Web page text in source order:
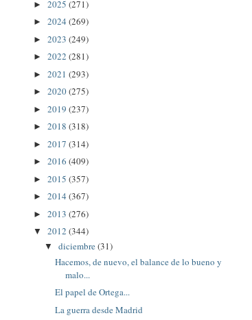
► 2025 (271)
► 2024 (269)
► 2023 (249)
► 2022 (281)
► 2021 (293)
► 2020(275)
► 2019 (237)
► 2018 (318)
► 2017 (314)
► 2016 (409)
► 2015 (357)
► 2014 (367)
► 2013 (276)
▼ 2012 (344)
▼ diciembre(31)
Hacemos, de nuevo, el balance de lo bueno y
malo...
El papel de Ortega...
La guerra desde Madrid